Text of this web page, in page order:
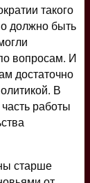
такого
должно быть
вопросам. И
достаточно
В
работы
старше